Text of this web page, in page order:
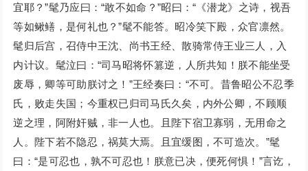
宜耶？”髦乃应曰：“敢不如命？”昭曰：“《潜龙》之诗，视吾
等如鳅鳝，是何礼也？”髦不能答。昭冷笑下殿，众官凛然。
髦归后宫，召侍中王沈、尚书王经、散骑常侍王业三人，入
内计议。髦泣曰：“司马昭将怀篡逆，人所共知！朕不能坐受
废辱，卿等可助朕讨之！”王经奏曰：“不可。昔鲁昭公不忍季
氏，败走失国；今重权已归司马氏久矣，内外公卿，不顾顺
逆之理，阿附奸贼，非一人也。且陛下宿卫寡弱，无用命之
人。陛下若不隐忍，祸莫大焉。且宜缓图，不可造次。”髦
曰：“是可忍也，孰不可忍也！朕意已决，便死何惧！”言讫，